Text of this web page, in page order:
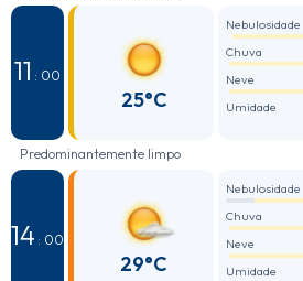
11 : 00
25°C
Nebulosidade
Chuva
Neve
Umidade
Predominantemente limpo
14 : 00
29°C
Nebulosidade
Chuva
Neve
Umidade